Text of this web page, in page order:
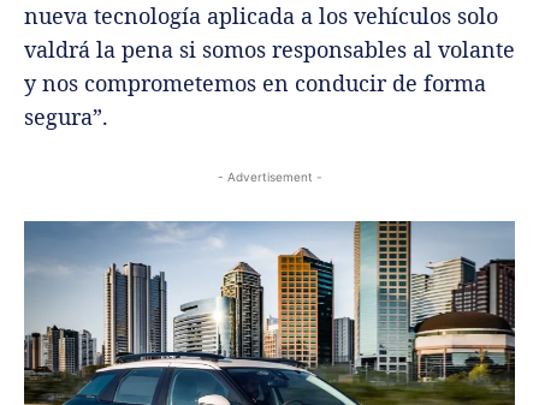
nueva tecnología aplicada a los vehículos solo
valdrá la pena si somos responsables al volante
y nos comprometemos en conducir de forma
segura”.
- Advertisement -